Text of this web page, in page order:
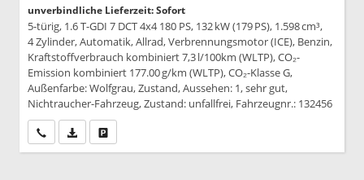
unverbindliche Lieferzeit: Sofort
5-türig, 1.6 T-GDI 7 DCT 4x4 180 PS, 132 kW (179 PS), 1.598 cm³,
4 Zylinder, Automatik, Allrad, Verbrennungsmotor (ICE), Benzin,
Kraftstoffverbrauch kombiniert 7,3 l/100km (WLTP), CO₂-
Emission kombiniert 177.00 g/km (WLTP), CO₂-Klasse G,
Außenfarbe: Wolfgrau, Zustand, Aussehen: 1, sehr gut,
Nichtraucher-Fahrzeug, Zustand: unfallfrei, Fahrzeugnr.: 132456
Wir rufen Sie anPDF-Datei, Fahrzeugexposé drucken